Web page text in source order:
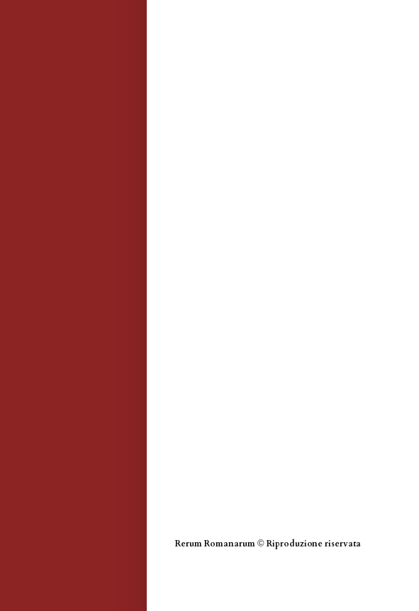
Rerum Romanarum © Riproduzione riservata